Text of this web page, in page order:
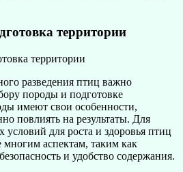
территории
разведения птиц важно
породы и подготовке
имеют свои особенности,
повлиять на результаты. Для
для роста и здоровья птиц
аспектам, таким как
и удобство содержания.